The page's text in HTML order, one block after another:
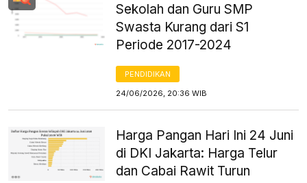
Sekolah dan Guru SMP
Swasta Kurang dari S1
Periode 2017-2024
PENDIDIKAN
24/06/2026, 20:36 WIB
Harga Pangan Hari Ini 24 Juni
di DKI Jakarta: Harga Telur
dan Cabai Rawit Turun